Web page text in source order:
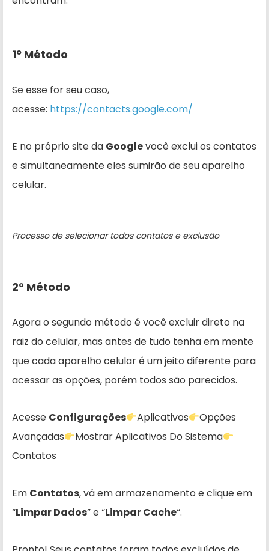
1º Método
Se esse for seu caso,
acesse: https://contacts.google.com/
E no próprio site da Googlevocê exclui os contatos
e simultaneamente eles sumirão de seu aparelho
celular.
Processo de selecionar todos contatos e exclusão
2° Método
Agora o segundo método é você excluir direto na
raiz do celular, mas antes de tudo tenha em mente
que cada aparelho celular é um jeito diferente para
acessar as opções, porém todos são parecidos.
Acesse Configurações Aplicativos
Opções
Avançadas
Mostrar Aplicativos Do Sistema
Contatos
Em Contatos, vá em armazenamento e clique em
“Limpar Dados” e “Limpar Cache“.